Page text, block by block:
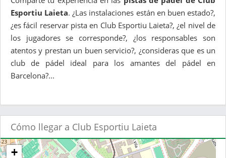
Esportiu Laieta. ¿Las instalaciones están en buen estado?,
¿es fácil reservar pista en Club Esportiu Laieta?, ¿el nivel de
los jugadores se corresponde?, ¿los responsables son
atentos y prestan un buen servicio?, ¿consideras que es un
club de pádel ideal para los amantes del pádel en
Barcelona?...
Cómo llegar a Club Esportiu Laieta
+